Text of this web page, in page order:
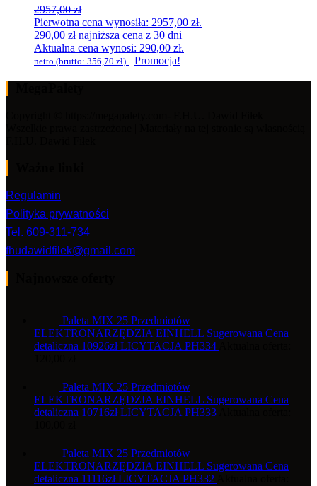
2957,00zł
Pierwotna cena wynosiła: 2957,00 zł.
290,00 złnajniższa cena z 30 dni
Aktualna cena wynosi: 290,00 zł.
netto (brutto: 356,70 zł) Promocja!
Regulamin
Polityka prywatności
Tel. 609-311-734
fhudawidfilek@gmail.com
Paleta MIX 25 Przedmiotów
ELEKTRONARZĘDZIA EINHELL Sugerowana Cena
detaliczna 10926zł LICYTACJA PH334
Paleta MIX 25 Przedmiotów
ELEKTRONARZĘDZIA EINHELL Sugerowana Cena
detaliczna 10716zł LICYTACJA PH333
Paleta MIX 25 Przedmiotów
ELEKTRONARZĘDZIA EINHELL Sugerowana Cena
detaliczna 11116zł LICYTACJA PH332